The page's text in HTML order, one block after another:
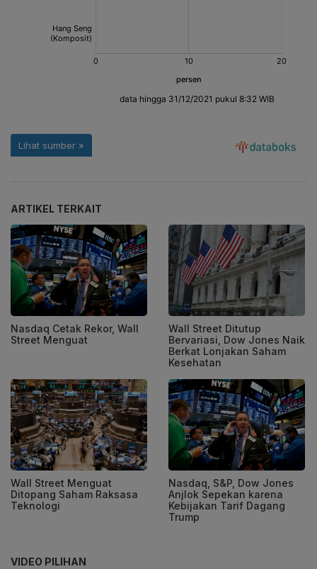
ARTIKEL TERKAIT
Nasdaq Cetak Rekor, Wall
Street Menguat
Wall Street Ditutup
Bervariasi, Dow Jones Naik
Berkat Lonjakan Saham
Kesehatan
Wall Street Menguat
Ditopang Saham Raksasa
Teknologi
Nasdaq, S&P, Dow Jones
Anjlok Sepekan karena
Kebijakan Tarif Dagang
Trump
VIDEO PILIHAN